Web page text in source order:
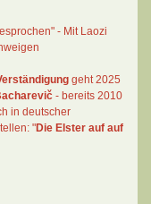
- Mit Laozi
geht 2025
- bereits 2010
in deutscher
"Die Elster auf auf